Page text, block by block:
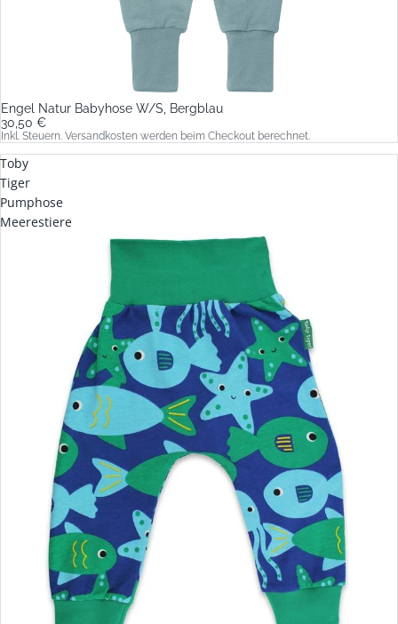
Engel Natur Babyhose W/S, Bergblau
30,50 €
Inkl. Steuern. Versandkosten werden beim Checkout berechnet.
Toby
Tiger
Pumphose
Meerestiere